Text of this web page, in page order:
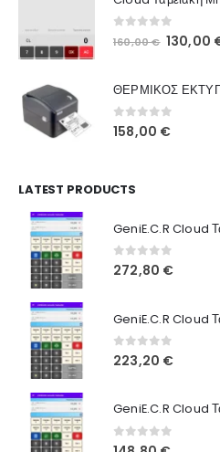
out of 5
160,00€ Original
160,00 €.
130,00
0out of 5
158,00 €
LATEST PRODUCTS
GeniE.C.R Cloud
0out of 5
272,80 €
GeniE.C.R Cloud
0out of 5
223,20 €
GeniE.C.R Cloud
0out of 5
Πληροφορίες Καταστήματος
Ποιοι Είμαστε
Γιατί Εμάς
Blog
Όροι Χρήσης
Τρόποι Αγοράς
Τρόποι Πληρωμής
Τρόποι Αποστολής
Ασφάλεια Πληρωμών